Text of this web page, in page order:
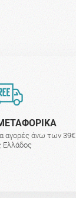
αγορές άνω των 39€
Ελλάδος